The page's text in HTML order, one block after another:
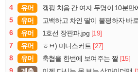
4
유머 캠핑 처음 간 여자 두명이 10분만
5
유머 고백하고 차인 딸이 불평하자 바
6
유머 1호선 장판파.jpg [19]
7
유머 ㅎㅂ) 미니스커트 [27]
8
유머 축협을 한번에 보여주는 짤 [15]
9